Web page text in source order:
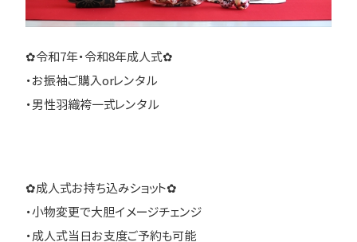
✿令和7年・令和8年成人式✿
・お振袖ご購入orレンタル
・男性羽織袴一式レンタル
✿成人式お持ち込みショット✿
・小物変更で大胆イメージチェンジ
・成人式当日お支度ご予約も可能